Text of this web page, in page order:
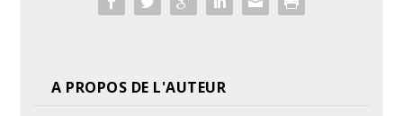
A PROPOS DE L'AUTEUR